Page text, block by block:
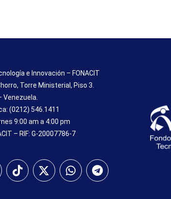
e Innovación – FONACIT
Torre Ministerial, Piso 3.
Venezuela.
(0212) 546.1411
9:00 am a 4:00 pm
– RIF: G-20007786-7